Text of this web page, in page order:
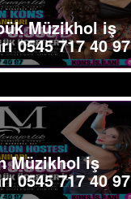
Müzikhol iş
0545 717 40 97
Müzikhol iş
0545 717 40 97